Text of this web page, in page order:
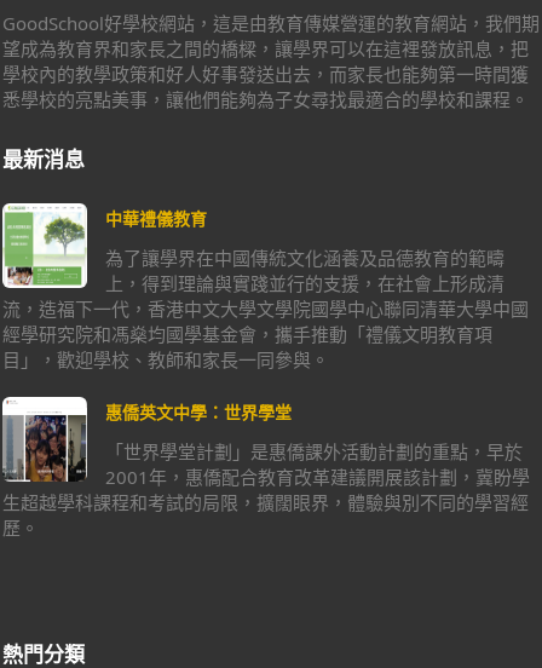
GoodSchool好學校網站，這是由教育傳媒營運的教育網站，我們期
望成為教育界和家長之間的橋樑，讓學界可以在這裡發放訊息，把
學校內的教學政策和好人好事發送出去，而家長也能夠第一時間獲
悉學校的亮點美事，讓他們能夠為子女尋找最適合的學校和課程。
最新消息
中華禮儀教育
為了讓學界在中國傳統文化涵養及品德教育的範疇
上，得到理論與實踐並行的支援，在社會上形成清
流，造福下一代，香港中文大學文學院國學中心聯同清華大學中國
經學研究院和馮燊均國學基金會，攜手推動「禮儀文明教育項
目」，歡迎學校、教師和家長一同參與。
惠僑英文中學：世界學堂
「世界學堂計劃」是惠僑課外活動計劃的重點，早於
2001年，惠僑配合教育改革建議開展該計劃，冀盼學
生超越學科課程和考試的局限，擴闊眼界，體驗與別不同的學習經
歷。
熱門分類